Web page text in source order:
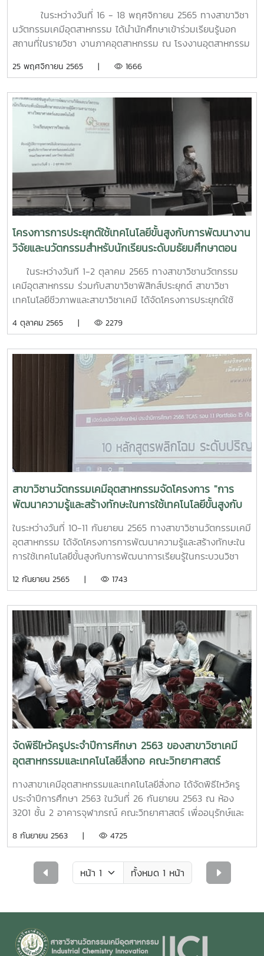
ในระหว่างวันที่ 16 - 18 พฤศจิกายน 2565 ทางสาขาวิชา
นวัตกรรมเคมีอุตสาหกรรม ได้นำนักศึกษาเข้าร่วมเรียนรู้นอก
สถานที่ในรายวิชา งานภาคอุตสาหกรรม ณ โรงงานอุตสาหกรรม
ไทยบริดจสโตน จำกัด จ.สระบุรี และ บริษัท น้ำตาลทราย
ความอนุเคราะห์เข้าศึกษาดูงานในครั้งนี้ ทำให้นักศึกษาได้ความรู้
และประสบการณ์จากสถานที่จริงและนำมาประยุกต์ใช้ในการเรียน
ต่อไป
25 พฤศจิกายน 2565 | 1666
โครงการการประยุกต์ใช้เทคโนโลยีขั้นสูงกับการพัฒนางาน
วิจัยและนวัตกรรมสำหรับนักเรียนระดับมธัยมศึกษาตอน
ปลายผู้มีความสามารถสูงทางวิทยาศาสตร์และเทคโนโลยี
(ห้องปฏิบัติการจุลทรรศน์อิเล็กตรอนแบบส่องกราด)
ในระหว่างวันที 1-2 ตุลาคม 2565 ทางสาขาวิชานวัตกรรม
เคมีอุตสาหกรรม ร่วมกับสาขาวิชาฟิสิกส์ประยุกต์ สาขาวิชา
เทคโนโลยีชีวภาพและสาขาวิชาเคมี ได้จัดโครงการประยุกต์ใช้
นักเรียนระดับมธัยมศึกษาตอนปลายผู้มีความสามารถสูงทาง
แบบส่องกราด) ณ คณะวิทยาศาสตร์ มหาวิทยาลัยแม่โจ้ ให้กับ
นักเรียน พสวท. (สู่ความเป็นเลิศ) ระดับมธัยมศึกษาตอนปลายปี
ที่ 4 จากโรงเรียนยุพราชวิทยาลัย
4 ตุลาคม 2565 | 2279
สาขาวิชานวัตกรรมเคมีอุตสาหกรรมจัดโครงการ "การ
พัฒนาความรู้และสร้างทักษะในการใช้เทคโนโลยีขั้นสูงกับ
การพัฒนาการเรียนรู้ในกระบวนวิชากลุ่มวิทยาศาสตร์
สำหรับนักเรียนระดับมัธยมศึกษาตอนปลาย"
ในระหว่างวันที่ 10-11 กันยายน 2565 ทางสาขาวิชานวัตกรรมเคมี
อุตสาหกรรม ได้จัดโครงการการพัฒนาความรู้และสร้างทักษะใน
การใช้เทคโนโลยีขั้นสูงกับการพัฒนาการเรียนรู้ในกระบวนวิชา
กับ โรงเรียนยุพราชวิทยาลัย จ.เชียงใหม่ โดยนักเรียนได้ฟัง
สูง ได้แก่ เครื่องวิเคราะห์การเลี้ยวเบนรังสีเอ๊กซ์ (X-ray
diffractometer, XRD) เครื่องทดสอบเอนกประสงค์
(Universal Testing Machine,UTM) และ เครื่องจุลทรรศน์
อิเล็กตรอนแบบส่องกราด (Scanning Electorn Microscopy,
SEM) ณ ห้องปฏิบัติการเครื่องมือวิเคราะห์ชั้นสูง สาขาวิชาเคมี
อุตสาหกรรม คณะวิทยาศาสตร์ มหาวิทยาลัยแม่โจ้
12 กันยายน 2565 | 1743
จัดพิธีไหว้ครูประจำปีการศีกษา 2563 ของสาขาวิชาเคมี
อุตสาหกรรมและเทคโนโลยีสิ่งทอ คณะวิทยาศาสตร์
มหาวิทยาลัยแม่โจ้
ทางสาขาเคมีอุตสาหกรรมและเทคโนโลยีสิ่งทอ ได้จัดพิธีไหว้ครู
ประจำปีการศึกษา 2563 ในวันที่ 26 กันยายน 2563 ณ ห้อง
3201 ชั้น 2 อาคารจุฬาภรณ์ คณะวิทยาศาสตร์ เพื่ออนุรักษ์และ
8 กันยายน 2563 | 4725
ทั้งหมด 1 หน้า